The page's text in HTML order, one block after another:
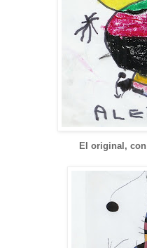
El original,